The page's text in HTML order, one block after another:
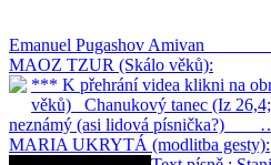
Emanuel Pugashov
MAOZ TZUR (Skálo věků):
*** K přehrání videa klikni na
věků) Chanukový tanec (Iz
neznámý (asi lidová písnička?)
MARIA UKRYTÁ (modlitba gesty):